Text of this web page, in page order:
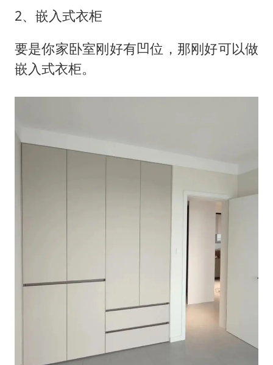
2、嵌入式衣柜
要是你家卧室刚好有凹位，那刚好可以做
嵌入式衣柜。